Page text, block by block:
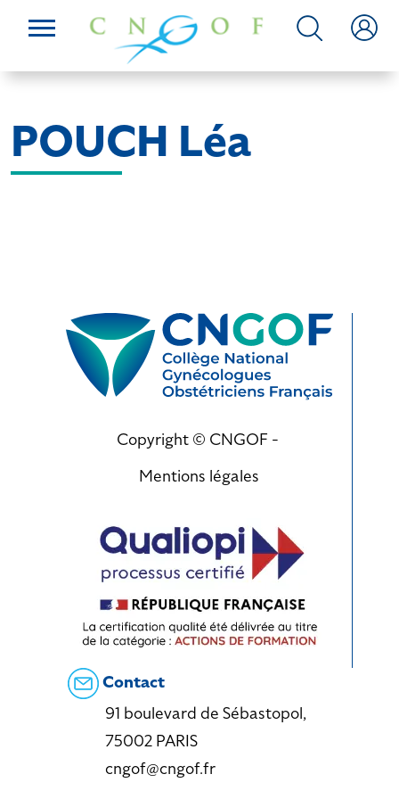
POUCH Léa
Copyright © CNGOF -
Mentions légales
Contact
91 boulevard de Sébastopol,
75002 PARIS
cngof@cngof.fr